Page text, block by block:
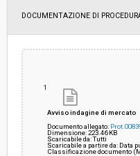
DOCUMENTAZIONE DI
1
Avviso indagine di mercato
Documento allegato:
Dimensione: 223.46 KB
Scaricabile da: Tutti
Scaricabile a partire da: Data
Classificazione documento